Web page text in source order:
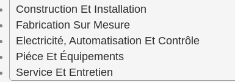
Construction Et Installation
Fabrication Sur Mesure
Electricité, Automatisation Et Contrôle
Piéce Et Équipements
Service Et Entretien